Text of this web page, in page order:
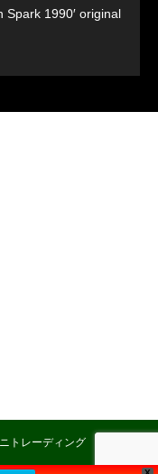
Spark 1990′ original
トレーディング